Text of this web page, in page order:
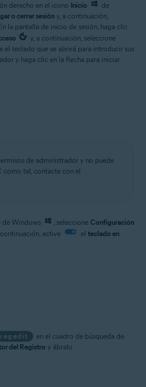
derecho en el icono Inicio
de
o cerrar sesión y, a continuación,
la pantalla de inicio de sesión, haga clic
y, a continuación, seleccione
el teclado que se abrirá para introducir sus
y haga clic en la flecha para iniciar
de administrador y no puede
como tal, contacte con el
de Windows , seleccione Configuración
active elteclado en
regedit
en el cuadro de búsqueda de
del Registro y ábralo.